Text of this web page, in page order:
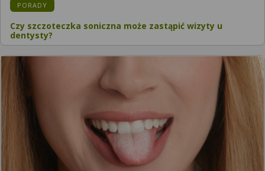
PORADY
Czy szczoteczka soniczna może zastąpić wizyty u
dentysty?